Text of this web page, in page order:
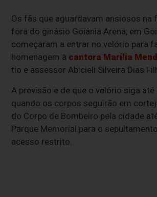
Os fãs que aguardavam ansiosos na
fora do ginásio Goiânia Arena, em
começaram a entrar no velório para
homenagem à cantora Marília
tio e assessor Abicieli Silveira Dias
A previsão e de que o velório siga até
quando os corpos seguirão em
do Corpo de Bombeiro pela cidade
Parque Memorial para o
acesso restrito.